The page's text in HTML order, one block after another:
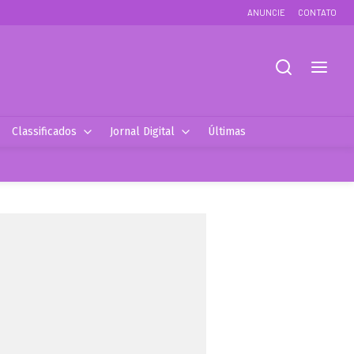
ANUNCIE CONTATO
Classificados Jornal Digital Últimas